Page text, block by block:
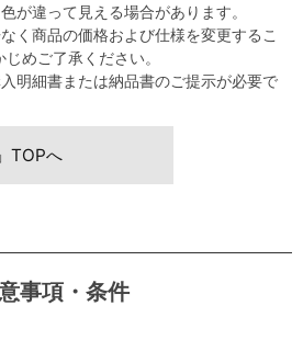
が違って見える場合があります。
く商品の価格および仕様を変更するこ
めご了承ください。
明細書または納品書のご提示が必要で
TOPへ
事項・条件